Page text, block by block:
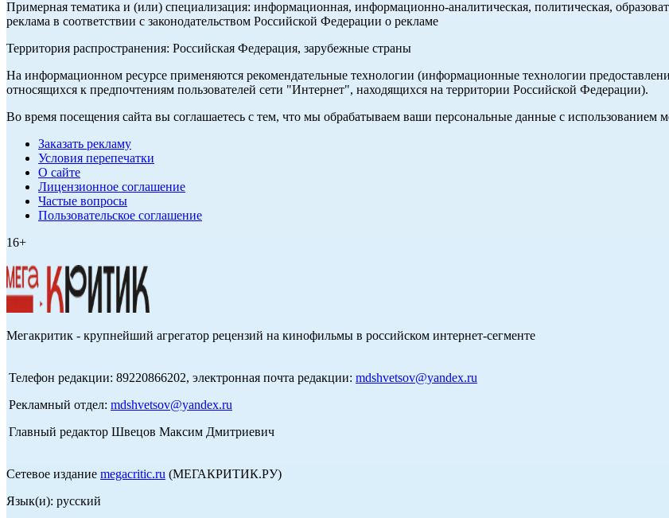
Примерная тематика и (или) специализация: информационная, информационно-аналитическая, политическая,
реклама в соответствии с законодательством Российской Федерации о рекламе
Территория распространения: Российская Федерация, зарубежные страны
На информационном ресурсе применяются рекомендательные технологии (информационные технологии
относящихся к предпочтениям пользователей сети "Интернет", находящихся на территории Российской Федерации).
Во время посещения сайта вы соглашаетесь с тем, что мы обрабатываем ваши персональные данные с использованием
Заказать рекламу
Условия перепечатки
О сайте
Лицензионное соглашение
Частые вопросы
Пользовательское соглашение
16+
Мегакритик - крупнейший агрегатор рецензий на кинофильмы в российском интернет-сегменте
Телефон редакции: 89220866202, электронная почта редакции: mdshvetsov@yandex.ru
Рекламный отдел: mdshvetsov@yandex.ru
Главный редактор Швецов Максим Дмитриевич
Сетевое издание megacritic.ru (МЕГАКРИТИК.РУ)
Язык(и): русский